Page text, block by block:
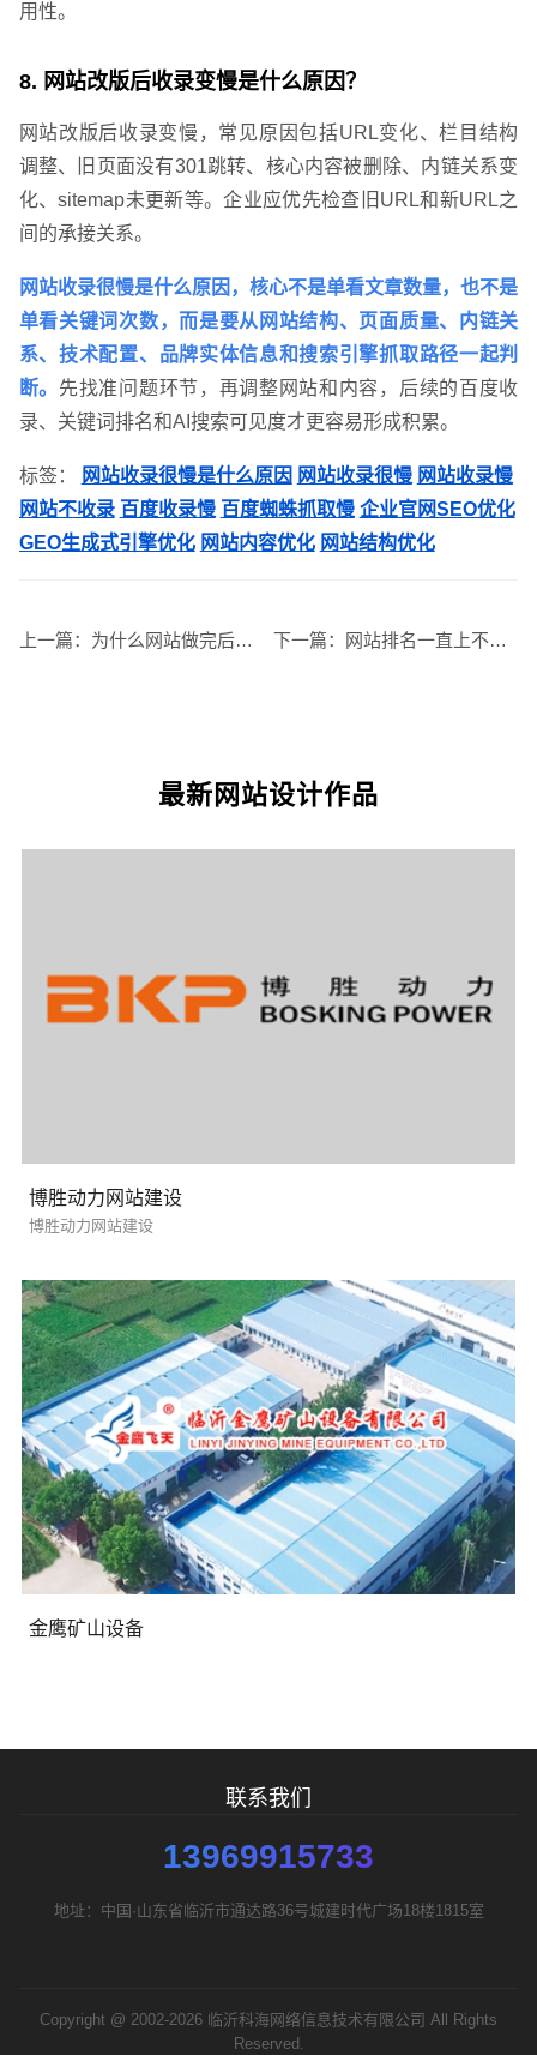
用性。
8. 网站改版后收录变慢是什么原因？
网站改版后收录变慢，常见原因包括URL变化、栏目结构
调整、旧页面没有301跳转、核心内容被删除、内链关系变
化、sitemap未更新等。企业应优先检查旧URL和新URL之
间的承接关系。
网站收录很慢是什么原因，核心不是单看文章数量，也不是
单看关键词次数，而是要从网站结构、页面质量、内链关
系、技术配置、品牌实体信息和搜索引擎抓取路径一起判
断。 先找准问题环节，再调整网站和内容，后续的百度收
录、关键词排名和AI搜索可见度才更容易形成积累。
标签： 网站收录很慢是什么原因 网站收录很慢 网站收录慢
网站不收录 百度收录慢 百度蜘蛛抓取慢 企业官网SEO优化
GEO生成式引擎优化 网站内容优化 网站结构优化
上一篇： 为什么网站做完后没有效果？网站没流量没咨询的原因 下一篇： 网站排名一直上不去怎么办？影响关键词排名的原因与解决方法
最新网站设计作品
博胜动力网站建设
博胜动力网站建设
金鹰矿山设备
联系我们
13969915733
地址：中国·山东省临沂市通达路36号城建时代广场18楼1815室
Copyright @ 2002-2026 临沂科海网络信息技术有限公司 All Rights
Reserved.